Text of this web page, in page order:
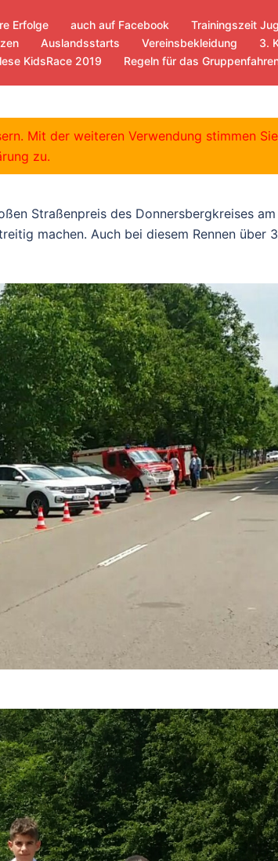
Erfolge auch auf Facebook Trainingszeit
Auslandsstarts Vereinsbekleidung
3.
KidsRace 2019
Regeln für das
Straßenpreis des Donnersbergkreises am
machen. Auch bei diesem Rennen über 3
Mit der weiteren Verwendung stimmen
zu.